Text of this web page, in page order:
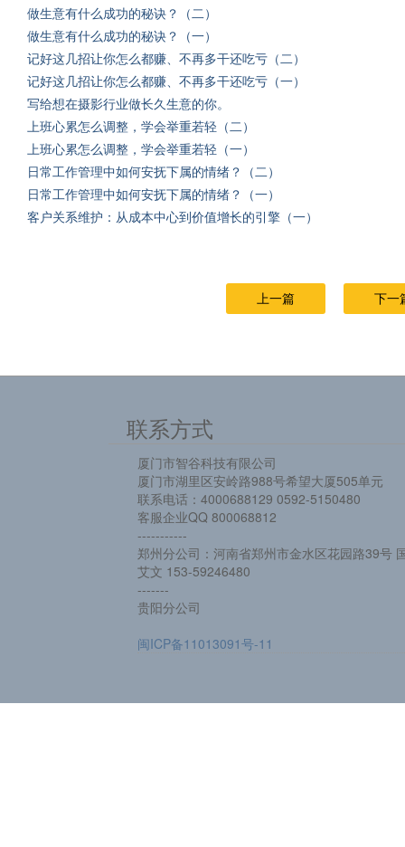
做生意有什么成功的秘诀？（二）
做生意有什么成功的秘诀？（一）
记好这几招让你怎么都赚、不再多干还吃亏（二）
记好这几招让你怎么都赚、不再多干还吃亏（一）
写给想在摄影行业做长久生意的你。
上班心累怎么调整，学会举重若轻（二）
上班心累怎么调整，学会举重若轻（一）
日常工作管理中如何安抚下属的情绪？（二）
日常工作管理中如何安抚下属的情绪？（一）
客户关系维护：从成本中心到价值增长的引擎（一）
上一篇 下一
联系方式
厦门市智谷科技有限公司
厦门市湖里区安岭路988号希望大厦505单元
联系电话：4000688129 0592-5150480
客服企业QQ 800068812
-----------
郑州分公司：河南省郑州市金水区花园路39号
艾文 153-59246480
-------
贵阳分公司
闽ICP备11013091号-11